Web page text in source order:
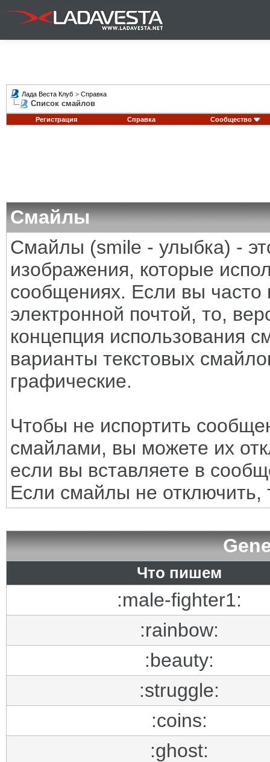
Лада Веста Клуб > Справка
Список смайлов
Регистрация Справка Сообщество
Смайлы
Смайлы (smile - улыбка) -
изображения, которые
сообщениях. Если вы часто
электронной почтой, то,
концепция использования
варианты текстовых
графические.
Чтобы не испортить
смайлами, вы можете их
если вы вставляете в
Если смайлы не отключить,
Что пишем
:male-fighter1:
:rainbow:
:beauty:
:struggle:
:coins:
:ghost: